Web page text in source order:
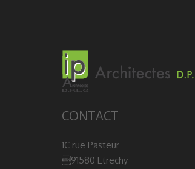
CONTACT
1C rue Pasteur
91580 Etrechy